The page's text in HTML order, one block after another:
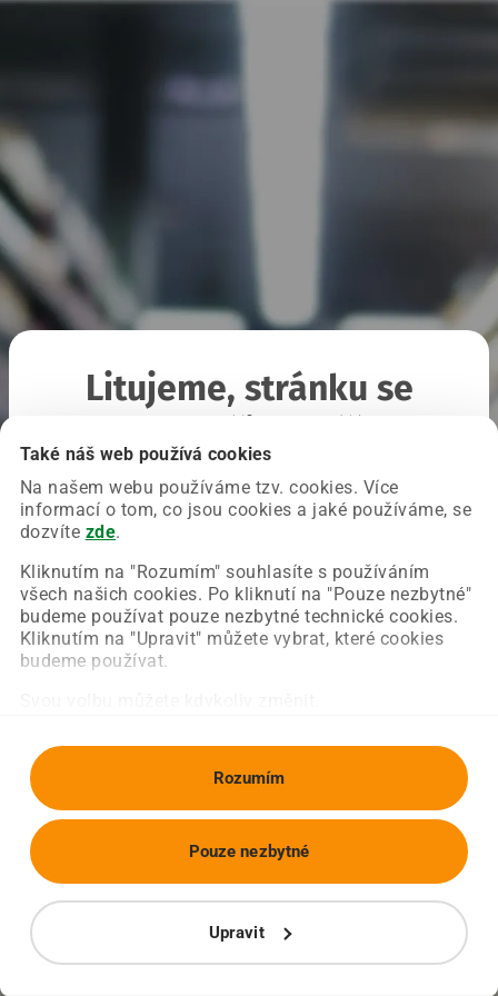
Také náš web používá cookies
Na našem webu používáme tzv. cookies. Více
informací o tom, co jsou cookies a jaké používáme, se
dozvíte zde.
Kliknutím na "Rozumím" souhlasíte s používáním
všech našich cookies. Po kliknutí na "Pouze nezbytné"
budeme používat pouze nezbytné technické cookies.
Kliknutím na "Upravit" můžete vybrat, které cookies
budeme používat.
Rozumím
Upravit
Pouze nezbytné
Litujeme, stránku se
Chyba nastala na naší straně a už ji opravujeme.
Zkuste prosím znovu načíst požadovanou stránku.
Obnovit stránku Úvodní strana